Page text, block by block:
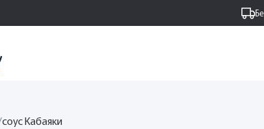
соус Кабаяки